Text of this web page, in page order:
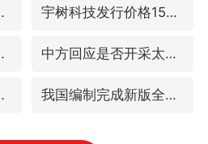
成定局 宇树科技发行价格150.80元/股
动升级 中方回应是否开采太平洋海底稀土资源
答记者问 我国编制完成新版全月地质图